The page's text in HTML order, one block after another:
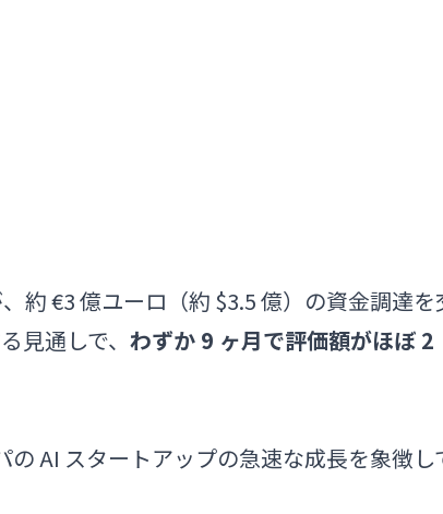
約 €3 億ユーロ（約 $3.5 億）の資金調達を
見通しで、 わずか 9 ヶ月で評価額がほぼ 2
AI スタートアップの急速な成長を象徴し